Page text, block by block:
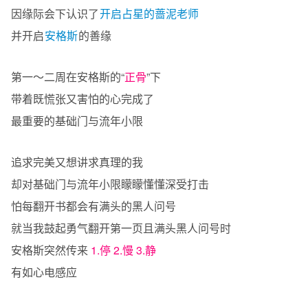
因缘际会下认识了开启占星的蔷泥老师
并开启安格斯的善缘
第一～二周在安格斯的“正骨”下
带着既慌张又害怕的心完成了
最重要的基础门与流年小限
追求完美又想讲求真理的我
却对基础门与流年小限矇矇懂懂深受打击
怕每翻开书都会有满头的黑人问号
就当我鼓起勇气翻开第一页且满头黑人问号时
安格斯突然传来 1.停 2.慢 3.静
有如心电感应